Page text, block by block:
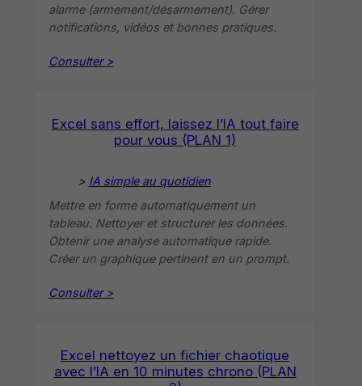
alarme (armement/désarmement). Gérer
notifications, vidéos et bonnes pratiques.
Consulter >
Excel sans effort, laissez l’IA tout faire
pour vous (PLAN 1)
> IA simple au quotidien
Mettre en forme automatiquement un
tableau. Nettoyer et structurer les données.
Obtenir une analyse automatique rapide.
Créer un graphique pertinent en un prompt.
Consulter >
Excel nettoyez un fichier chaotique
avec l’IA en 10 minutes chrono (PLAN